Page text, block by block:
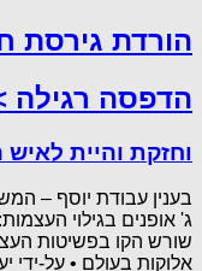
הורדת גירסת
הדפסה רגילה
וחזקת והיית
בענין עבודת יוסף –
ג' אופנים בגילוי
שורש הקו בפשיטות
אלוקות בעולם • על-ידי